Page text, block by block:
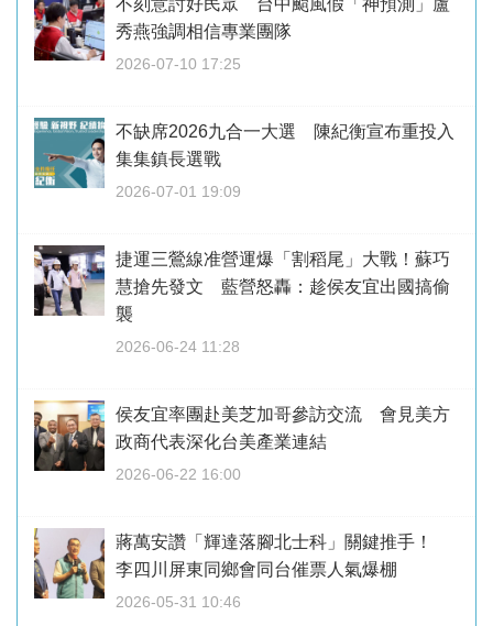
不刻意討好民眾 台中颱風假「神預測」盧
秀燕強調相信專業團隊
2026-07-10 17:25
不缺席2026九合一大選 陳紀衡宣布重投入
集集鎮長選戰
2026-07-01 19:09
捷運三鶯線准營運爆「割稻尾」大戰！蘇巧
慧搶先發文 藍營怒轟：趁侯友宜出國搞偷
襲
2026-06-24 11:28
侯友宜率團赴美芝加哥參訪交流 會見美方
政商代表深化台美產業連結
2026-06-22 16:00
蔣萬安讚「輝達落腳北士科」關鍵推手！
李四川屏東同鄉會同台催票人氣爆棚
2026-05-31 10:46